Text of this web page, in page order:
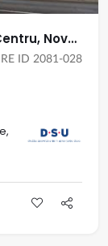
Shramba in arhivski prostor v EDA Centru, Nova Gorica
RE ID 2081-028